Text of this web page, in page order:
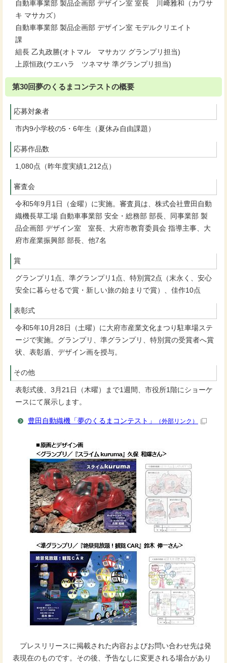
自動車事業部 製品企画部 デザイン室 室長 川﨑雅和（カワサ
キ マサカズ）
自動車事業部 製品企画部 デザイン室 モデルクリエイト
課
組長 乙丸政勝(オトマル マサカツ グランプリ担当)
上原恒政(ウエハラ ツネマサ 準グランプリ担当)
第30回夢のくるまコンテストの概要
応募対象者
市内9小学校の5・6年生（夏休み自由課題）
応募作品数
1,080点（昨年度実績1,212点）
審査会
令和5年9月1日（金曜）に実施。審査員は、株式会社豊田自動
織機長草工場 自動車事業部 安全・総務部 部長、同事業部 製
品企画部 デザイン室 室長、大府市教育委員会 指導主事、大
府市産業振興部 部長、他7名
賞
グランプリ1点、準グランプリ1点、特別賞2点（末永く、安心
安全に暮らせるで賞・新しい旅の始まりで賞）、佳作10点
表彰式
令和5年10月28日（土曜）に大府市産業文化まつり駐車場ステ
ージで実施。グランプリ、準グランプリ、特別賞の受賞者へ賞
状、表彰盾、デザイン画を授与。
その他
表彰式後、3月21日（木曜）まで1週間、市役所1階にショーケ
ースにて展示します。
豊田自動織機「夢のくるまコンテスト」 （外部リンク）
プレスリリースに掲載された内容およびお問い合わせ先は発
表現在のものです。その後、予告なしに変更される場合があり